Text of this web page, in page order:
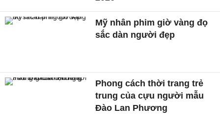
Mỹ nhân phim giờ vàng đọ
sắc dàn người đẹp
Phong cách thời trang trẻ
trung của cựu người mẫu
Đào Lan Phương